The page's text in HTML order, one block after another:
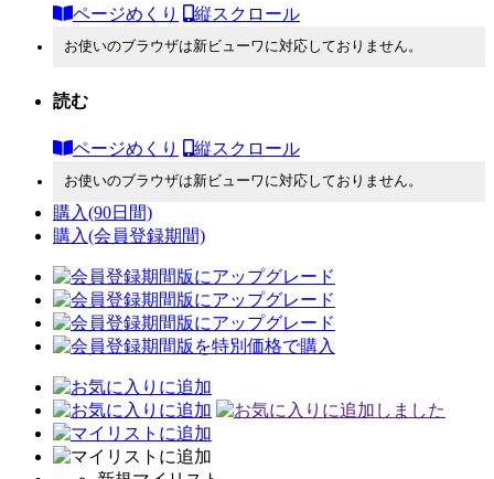
ページめくり 縦スクロール
お使いのブラウザは新ビューワに対応しておりません。
読む
ページめくり 縦スクロール
お使いのブラウザは新ビューワに対応しておりません。
購入(90日間)
購入(会員登録期間)